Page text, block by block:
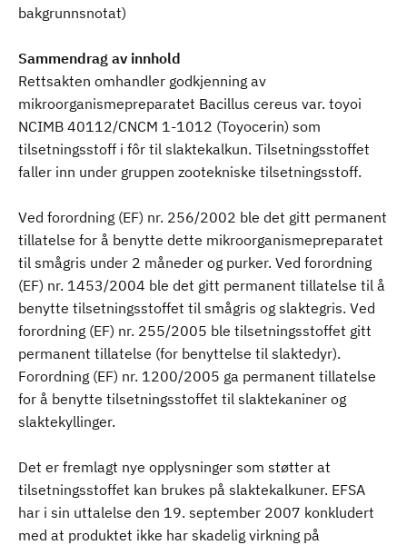
bakgrunnsnotat)
Sammendrag av innhold
Rettsakten omhandler godkjenning av
mikroorganismepreparatet Bacillus cereus var. toyoi
NCIMB 40112/CNCM 1-1012 (Toyocerin) som
tilsetningsstoff i fôr til slaktekalkun. Tilsetningsstoffet
faller inn under gruppen zootekniske tilsetningsstoff.
Ved forordning (EF) nr. 256/2002 ble det gitt permanent
tillatelse for å benytte dette mikroorganismepreparatet
til smågris under 2 måneder og purker. Ved forordning
(EF) nr. 1453/2004 ble det gitt permanent tillatelse til å
benytte tilsetningsstoffet til smågris og slaktegris. Ved
forordning (EF) nr. 255/2005 ble tilsetningsstoffet gitt
permanent tillatelse (for benyttelse til slaktedyr).
Forordning (EF) nr. 1200/2005 ga permanent tillatelse
for å benytte tilsetningsstoffet til slaktekaniner og
slaktekyllinger.
Det er fremlagt nye opplysninger som støtter at
tilsetningsstoffet kan brukes på slaktekalkuner. EFSA
har i sin uttalelse den 19. september 2007 konkludert
med at produktet ikke har skadelig virkning på